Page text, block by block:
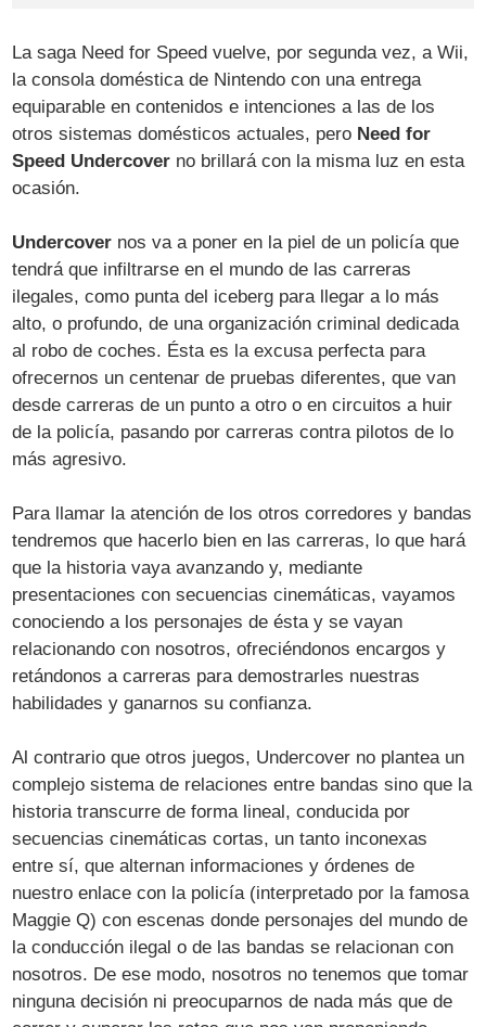
La saga Need for Speed vuelve, por segunda vez, a Wii,
la consola doméstica de Nintendo con una entrega
equiparable en contenidos e intenciones a las de los
otros sistemas domésticos actuales, pero Need for
Speed Undercover no brillará con la misma luz en esta
ocasión.
Undercover nos va a poner en la piel de un policía que
tendrá que infiltrarse en el mundo de las carreras
ilegales, como punta del iceberg para llegar a lo más
alto, o profundo, de una organización criminal dedicada
al robo de coches. Ésta es la excusa perfecta para
ofrecernos un centenar de pruebas diferentes, que van
desde carreras de un punto a otro o en circuitos a huir
de la policía, pasando por carreras contra pilotos de lo
más agresivo.
Para llamar la atención de los otros corredores y bandas
tendremos que hacerlo bien en las carreras, lo que hará
que la historia vaya avanzando y, mediante
presentaciones con secuencias cinemáticas, vayamos
conociendo a los personajes de ésta y se vayan
relacionando con nosotros, ofreciéndonos encargos y
retándonos a carreras para demostrarles nuestras
habilidades y ganarnos su confianza.
Al contrario que otros juegos, Undercover no plantea un
complejo sistema de relaciones entre bandas sino que la
historia transcurre de forma lineal, conducida por
secuencias cinemáticas cortas, un tanto inconexas
entre sí, que alternan informaciones y órdenes de
nuestro enlace con la policía (interpretado por la famosa
Maggie Q) con escenas donde personajes del mundo de
la conducción ilegal o de las bandas se relacionan con
nosotros. De ese modo, nosotros no tenemos que tomar
ninguna decisión ni preocuparnos de nada más que de